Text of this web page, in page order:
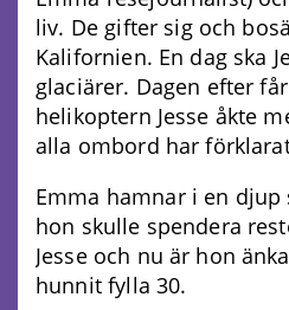
liv. De gifter sig och
Kalifornien. En dag ska
glaciärer. Dagen efter
helikoptern Jesse åkte
alla ombord har
Emma hamnar i en
hon skulle spendera
Jesse och nu är hon
hunnit fylla 30.